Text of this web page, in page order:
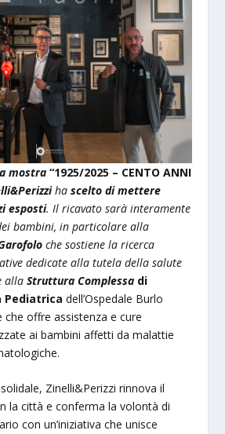
mostra“1925/2025 – CENTO ANNI
ha scelto di mettere
esposti. Il ricavato sarà interamente
bambini, in particolare alla
che sostiene la ricerca
dedicate alla tutela della salute
allaStruttura Complessa di
Pediatrica dell’Ospedale Burlo
offre assistenza e cure
ai bambini affetti da malattie
Zinelli&Perizzi rinnova il
la città e conferma la volontà di
con un’iniziativa che unisce